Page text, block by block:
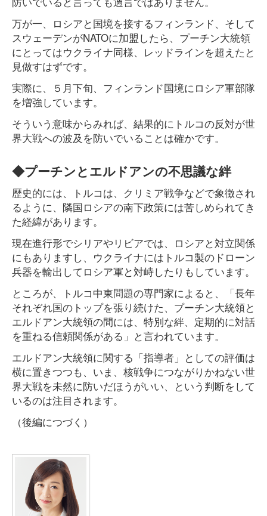
万が一、ロシアと国境を接するフィンランド、そして
スウェーデンがNATOに加盟したら、プーチン大統領
にとってはウクライナ同様、レッドラインを超えたと
見做すはずです。
実際に、５月下旬、フィンランド国境にロシア軍部隊
を増強しています。
そういう意味からみれば、結果的にトルコの反対が世
界大戦への波及を防いでいることは確かです。
◆プーチンとエルドアンの不思議な絆
歴史的には、トルコは、クリミア戦争などで象徴され
るように、隣国ロシアの南下政策には苦しめられてき
た経緯があります。
現在進行形でシリアやリビアでは、ロシアと対立関係
にもありますし、ウクライナにはトルコ製のドローン
兵器を輸出してロシア軍と対峙したりもしています。
ところが、トルコ中東問題の専門家によると、「長年
それぞれ国のトップを張り続けた、プーチン大統領と
エルドアン大統領の間には、特別な絆、定期的に対話
を重ねる信頼関係がある」と言われています。
エルドアン大統領に関する「指導者」としての評価は
横に置きつつも、いま、核戦争につながりかねない世
界大戦を未然に防いだほうがいい、という判断をして
いるのは注目されます。
（後編につづく）